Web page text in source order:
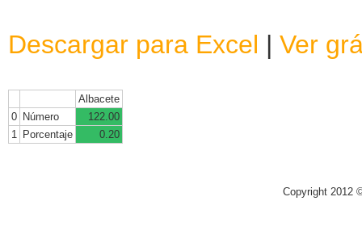
Descargar para Excel | Ver
Albacete
0 Número
122.00
1
Porcentaje 0.20
Copyright 2012